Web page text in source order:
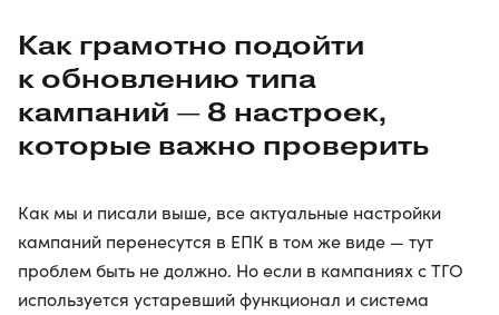
Как грамотно подойти
к обновлению типа
кампаний — 8 настроек,
которые важно проверить
Как мы и писали выше, все актуальные настройки
кампаний перенесутся в ЕПК в том же виде — тут
проблем быть не должно. Но если в кампаниях с ТГО
используется устаревший функционал и система